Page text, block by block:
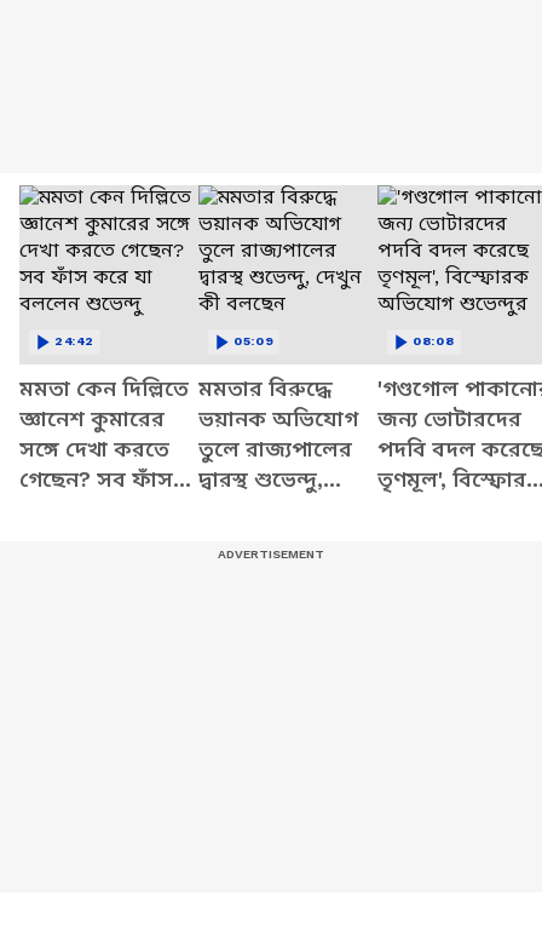
মমতা কেন দিল্লিতে
জ্ঞানেশ কুমারের
সঙ্গে দেখা করতে
গেছেন? সব ফাঁস
24:42
মমতার বিরুদ্ধে
ভয়ানক অভিযোগ
তুলে রাজ্যপালের
দ্বারস্থ শুভেন্দু,
05:09
'গণ্ডগোল
জন্য ভোটারদের
পদবি বদল
তৃণমূল',
08:08